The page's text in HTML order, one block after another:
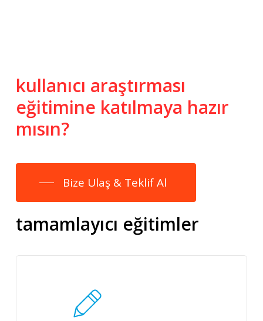
kullanıcı araştırması
eğitimine katılmaya hazır
mısın?
Bize Ulaş & Teklif Al
tamamlayıcı eğitimler